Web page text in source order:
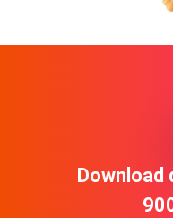
Download